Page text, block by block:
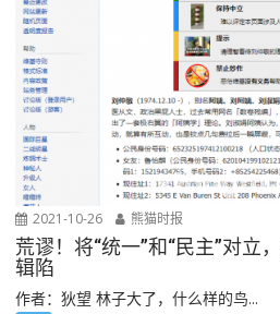
2021-10-26 熊猫时报
荒谬！将“统一”和“民主”对立
辑陷
作者：狄望 林子大了，什么样的鸟...